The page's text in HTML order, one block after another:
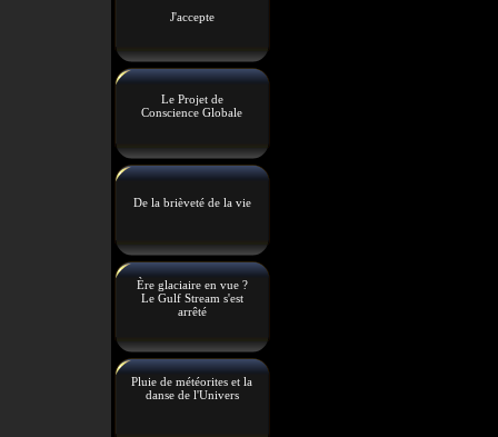
J'accepte
Le Projet de
Conscience Globale
De la brièveté de la vie
Ère glaciaire en vue ?
Le Gulf Stream s'est
arrêté
Pluie de météorites et la
danse de l'Univers